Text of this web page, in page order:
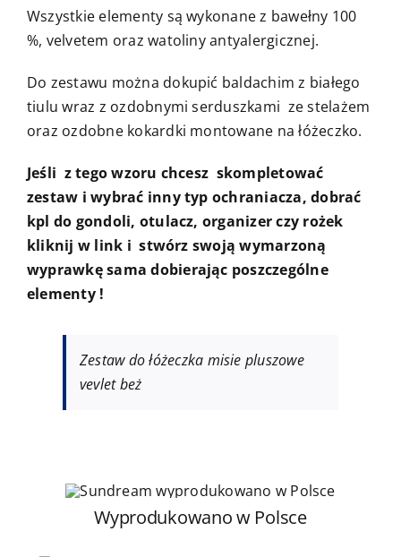
Wszystkie elementy są wykonane z bawełny 100
%, velvetem oraz watoliny antyalergicznej.
Do zestawu można dokupić baldachim z białego
tiulu wraz z ozdobnymi serduszkami ze stelażem
oraz ozdobne kokardki montowane na łóżeczko.
Jeśli z tego wzoru chcesz skompletować
zestaw i wybrać inny typ ochraniacza, dobrać
kpl do gondoli, otulacz, organizer czy rożek
kliknij w link i stwórz swoją wymarzoną
wyprawkę sama dobierając poszczególne
elementy !
Zestaw do łóżeczka misie pluszowe
vevlet beż
Wyprodukowano w Polsce